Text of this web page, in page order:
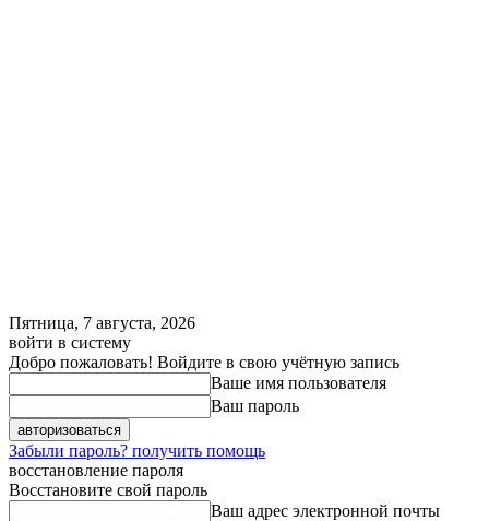
Пятница, 7 августа, 2026
войти в систему
Добро пожаловать! Войдите в свою учётную запись
Ваше имя пользователя
Ваш пароль
Забыли пароль? получить помощь
восстановление пароля
Восстановите свой пароль
Ваш адрес электронной почты